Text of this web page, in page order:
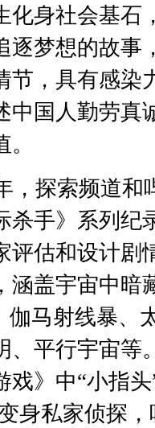
化身社会基石
逐梦想的故事
节，具有感染
中国人勤劳真
探索频道和
杀手》系列纪
评估和设计剧
涵盖宇宙中暗
马射线暴、
、平行宇宙等
戏》中“小指
身私家侦探